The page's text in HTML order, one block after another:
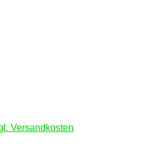
Versandkosten